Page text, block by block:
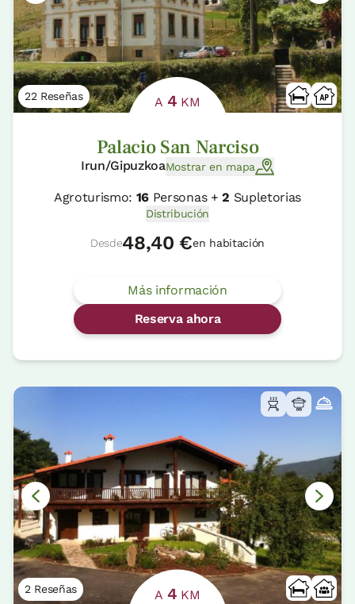
22 Reseñas A 4 KM
Palacio San Narciso
Irun/GipuzkoaMostrar en mapa
Agroturismo: 16 Personas +2 Supletorias
Distribución
Desde48,40 €en habitación
Más información
Reserva ahora
2 Reseñas A 4 KM